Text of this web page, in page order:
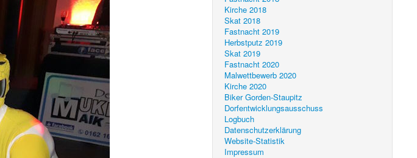
Kirche 2018
Skat 2018
Fastnacht 2019
Herbstputz 2019
Skat 2019
Fastnacht 2020
Malwettbewerb 2020
Kirche 2020
Biker Gorden-Staupitz
Dorfentwicklungsausschuss
Logbuch
Datenschutzerklärung
Website-Statistik
Impressum